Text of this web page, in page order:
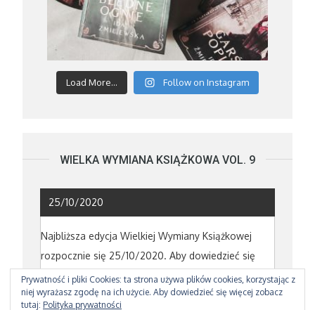
Load More... Follow on Instagram
WIELKA WYMIANA KSIĄŻKOWA VOL. 9
25/10/2020
Najbliższa edycja Wielkiej Wymiany Książkowej
rozpocznie się 25/10/2020. Aby dowiedzieć się
powięcej poczytajcie o poprzedniej edycjiTUTAJ
Prywatność i pliki Cookies: ta strona używa plików cookies, korzystając z
niej wyrażasz zgodę na ich użycie. Aby dowiedzieć się więcej zobacz
tutaj: Polityka prywatności